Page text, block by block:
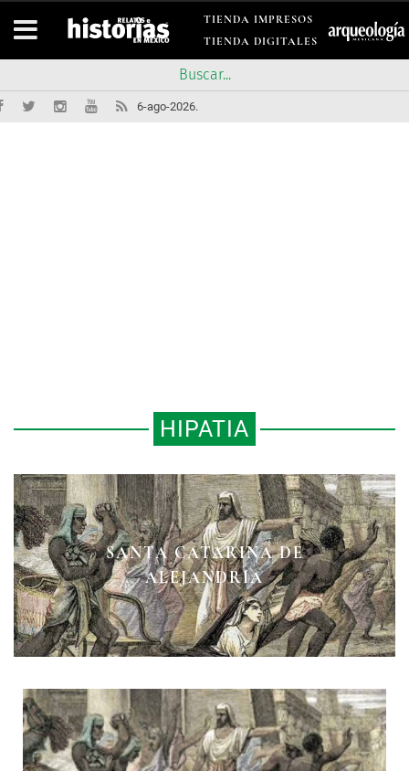
TIENDA IMPRESOS
TIENDA DIGITALES
6-ago-2026.
HIPATIA
SANTA CATARINA DE
ALEJANDRÍA